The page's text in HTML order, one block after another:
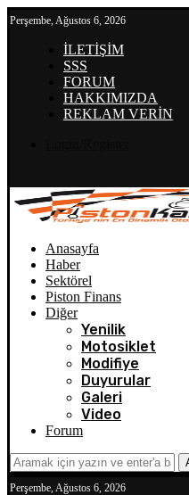
Perşembe, Ağustos 6, 2026
İLETİŞİM
SSS
FORUM
HAKKIMIZDA
REKLAM VERİN
Anasayfa
Haber
Sektörel
Piston Finans
Diğer
Yenilik
Motosiklet
Modifiye
Duyurular
Galeri
Video
Forum
Perşembe, Ağustos 6, 2026